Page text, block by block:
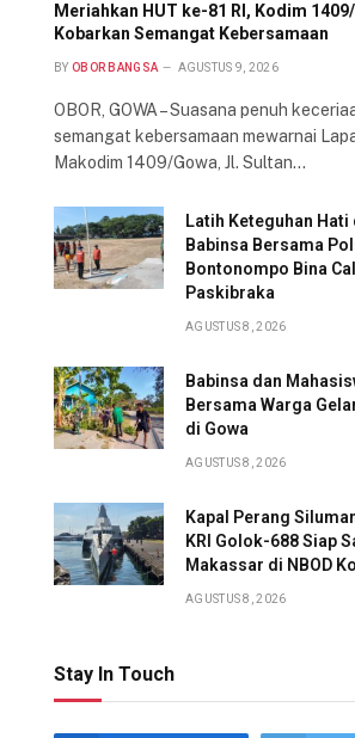
Meriahkan HUT ke-81 RI, Kodim
Kobarkan Semangat Kebersamaan
BY OBOR BANGSA AGUSTUS 9, 2026
OBOR, GOWA – Suasana penuh
semangat kebersamaan mewarnai
Makodim 1409/Gowa, Jl. Sultan…
Latih Keteguhan Hati
Babinsa Bersama
Bontonompo Bina
Paskibraka
AGUSTUS 8, 2026
Babinsa dan
Bersama Warga
di Gowa
AGUSTUS 8, 2026
Kapal Perang
KRI Golok-688 Siap
Makassar di NBOD
AGUSTUS 8, 2026
Stay In Touch